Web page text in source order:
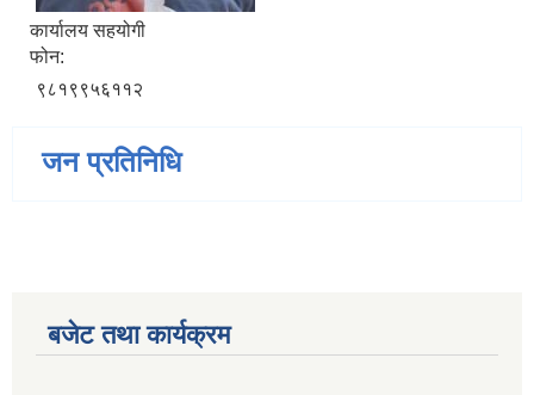
कार्यालय सहयोगी
फोन:
९८१९९५६११२
जन प्रतिनिधि
बजेट तथा कार्यक्रम